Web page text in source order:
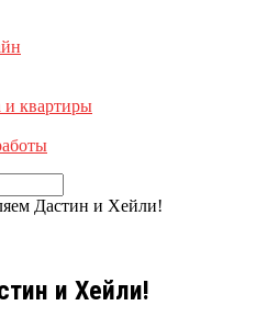
и квартиры
Дастин и Хейли!
и Хейли!